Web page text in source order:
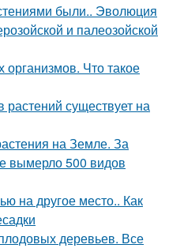
были.. Эволюция
и палеозойской
Что такое
существует на
на Земле. За
вымерло 500 видов
на другое место.. Как
деревьев. Все